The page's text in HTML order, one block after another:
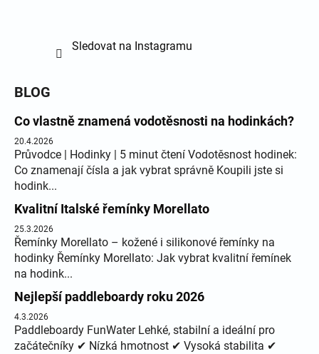
Sledovat na Instagramu
BLOG
Co vlastně znamená vodotěsnosti na hodinkách?
20.4.2026
Průvodce | Hodinky | 5 minut čtení Vodotěsnost hodinek:
Co znamenají čísla a jak vybrat správně Koupili jste si
hodink...
Kvalitní Italské řemínky Morellato
25.3.2026
Řemínky Morellato – kožené i silikonové řemínky na
hodinky Řemínky Morellato: Jak vybrat kvalitní řemínek
na hodink...
Nejlepší paddleboardy roku 2026
4.3.2026
Paddleboardy FunWater Lehké, stabilní a ideální pro
začátečníky ✔ Nízká hmotnost ✔ Vysoká stabilita ✔